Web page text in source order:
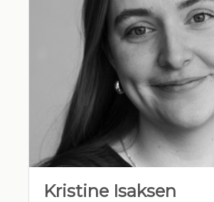
Kristine Isaksen